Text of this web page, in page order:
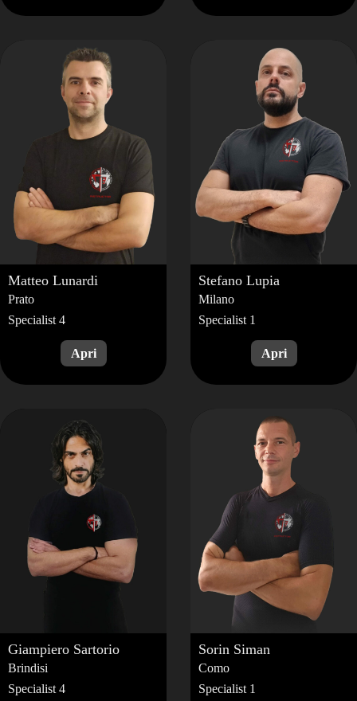
Matteo Lunardi
Prato
Specialist 4
Stefano Lupia
Milano
Specialist 1
Giampiero Sartorio
Brindisi
Specialist 4
Sorin Siman
Como
Specialist 1